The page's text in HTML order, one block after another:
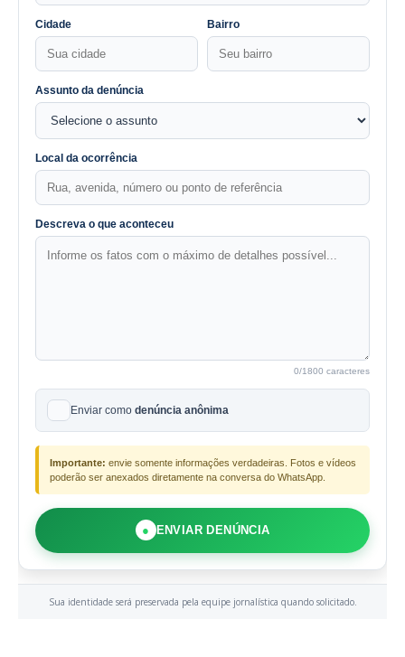
Cidade Bairro
Assunto da denúncia
Local da ocorrência
Descreva o que aconteceu
0/1800 caracteres
Enviar como denúncia anônima
Importante: envie somente informações verdadeiras. Fotos e vídeos
poderão ser anexados diretamente na conversa do WhatsApp.
● ENVIAR DENÚNCIA
Sua identidade será preservada pela equipe jornalística quando solicitado.